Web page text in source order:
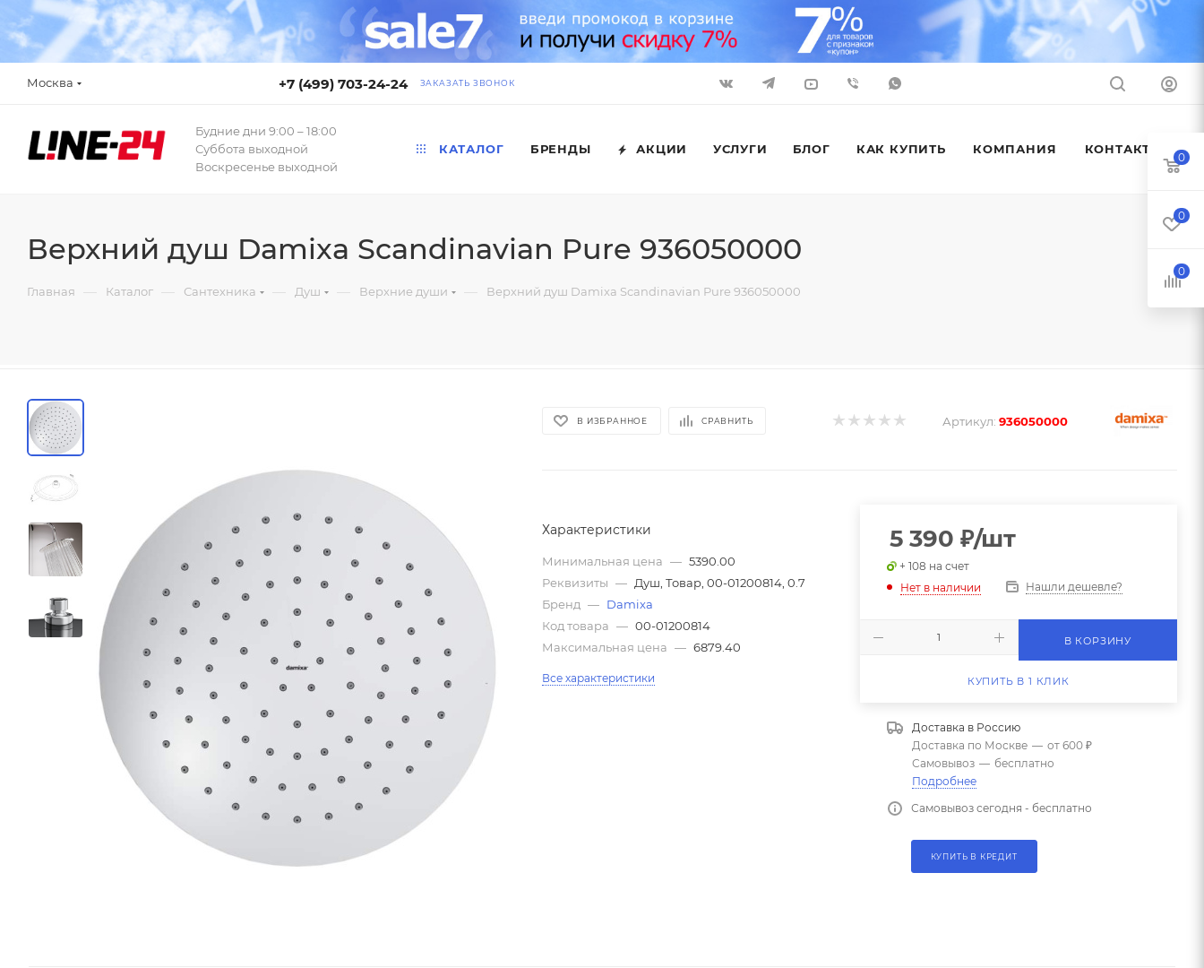
Москва +7 (499) 703-24-24 ЗАКАЗАТЬ ЗВОНОК
Будние дни 9:00 – 18:00
Суббота выходной
Воскресенье выходной
КАТАЛОГ БРЕНДЫ АКЦИИ УСЛУГИ БЛОГ КАК КУПИТЬ КОМПАНИЯ КОНТАКТЫ
Верхний душ Damixa Scandinavian Pure 936050000
Главная — Каталог — Сантехника — Душ — Верхние души — Верхний душ Damixa Scandinavian Pure 936050000
В ИЗБРАННОЕ СРАВНИТЬ Артикул: 936050000
Характеристики
Минимальная цена — 5390.00
Реквизиты — Душ, Товар, 00-01200814, 0.7
Бренд — Damixa
Код товара — 00-01200814
Максимальная цена — 6879.40
Все характеристики
5 390 ₽/шт
+ 108 на счет
Нет в наличии
Нашли дешевле?
В КОРЗИНУ
КУПИТЬ В 1 КЛИК
Доставка в Россию
Доставка по Москве — от 600 ₽
Самовывоз — бесплатно
Подробнее
Самовывоз сегодня - бесплатно
КУПИТЬ В КРЕДИТ
0
0
0